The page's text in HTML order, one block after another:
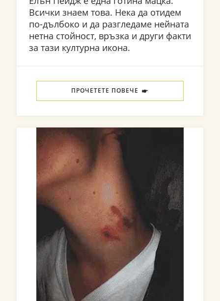
Всички знаем това. Нека да отидем
по-дълбоко и да разгледаме нейната
нетна стойност, връзка и други факти
за тази културна икона.
ПРОЧЕТЕТЕ ПОВЕЧЕ